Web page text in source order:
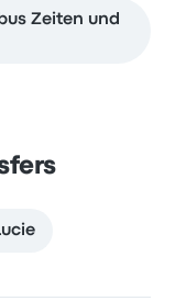
Zeiten und